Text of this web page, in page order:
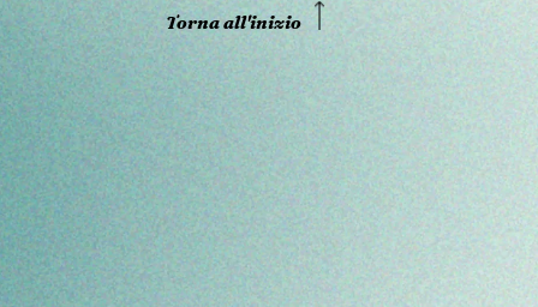
Torna all'inizio